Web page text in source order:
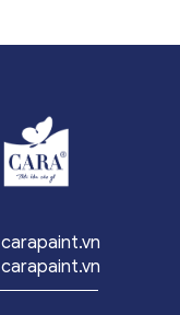
carapaint.vn
carapaint.vn